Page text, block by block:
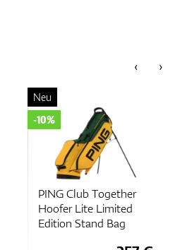
‹ ›
PING Club Together
Hoofer Lite Limited
Edition Stand Bag
Neu
-10%